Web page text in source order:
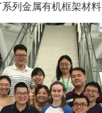
系列金属有机框架材料